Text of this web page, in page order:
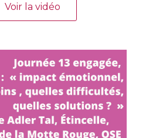
Voir la vidéo